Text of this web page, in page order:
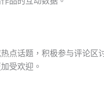
点话题，积极参与评论
受欢迎。